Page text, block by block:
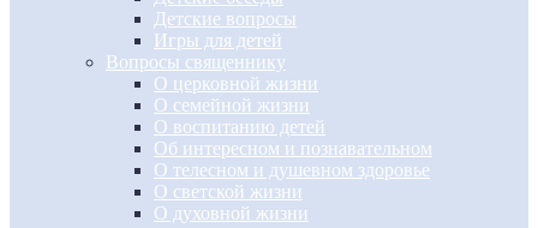
Детские вопросы
Игры для детей
Вопросы священнику
О церковной жизни
О семейной жизни
О воспитанию детей
Об интересном и познавательном
О телесном и душевном здоровье
О светской жизни
О духовной жизни